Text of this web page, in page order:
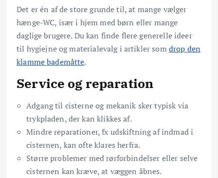
Det er én af de store grunde til, at mange vælger
hænge-WC, især i hjem med børn eller mange
daglige brugere. Du kan finde flere generelle ideer
til hygiejne og materialevalg i artikler somdrop den
klamme bademåtte.
Service og reparation
Adgang til cisterne og mekanik sker typisk via
trykpladen, der kan klikkes af.
Mindre reparationer, fx udskiftning af indmad i
cisternen, kan ofte klares herfra.
Større problemer med rørforbindelser eller selve
cisternen kan kræve, at væggen åbnes.